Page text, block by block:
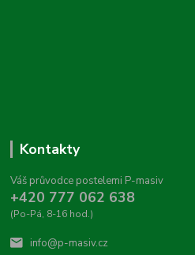
Kontakty
Váš průvodce postelemi P-masiv
+420 777 062 638
(Po-Pá, 8-16 hod.)
info@p-masiv.cz